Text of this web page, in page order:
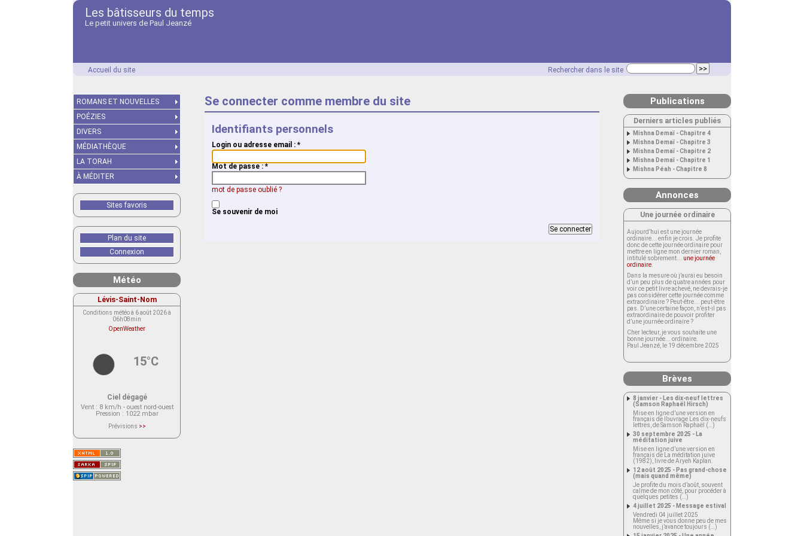
Les bâtisseurs du temps
Le petit univers de Paul Jeanzé
Rechercher dans le site
Accueil du site
Se connecter comme membre du site
Identifiants personnels
Login ou adresse email : *
Mot de passe :*
mot de passe oublié ?
Se souvenir de moi
ROMANS ET NOUVELLES
POÉZIES
DIVERS
MÉDIATHÈQUE
LA TORAH
À MÉDITER
Sites favoris
Plan du site
Connexion
Météo
Lévis-Saint-Nom
Conditions météo à 6 août 2026 à
06h08min
OpenWeather
15°C
Ciel dégagé
Vent: 8 km/h - ouest nord-ouest
Pression : 1022 mbar
Prévisions >>
actuellement aucune prévision
Saint-Nom.
Veuillez consulter le message du
service ci-dessous.
(401 - Invalid API key. Please see
https://openweathermap.org/faq#error401
Publications
Derniers articles publiés
Mishna Demaï - Chapitre 4
Mishna Demaï - Chapitre 3
Mishna Demaï - Chapitre 2
Mishna Demaï - Chapitre 1
Mishna Péah - Chapitre 8
Annonces
Une journée ordinaire
Aujourd’hui est une journée
ordinaire... enfin je crois. Je profite
donc de cette journée ordinaire pour
mettre en ligne mon dernier roman,
intitulé sobrement... une journée
ordinaire
Dans la mesure où j’aurai eu besoin
d’un peu plus de quatre années pour
voir ce petit livre achevé, ne devrais-je
pas considérer cette journée comme
extraordinaire ? Peut-être... peut-être
pas. D’une certaine façon, n’est-il pas
extraordinaire de pouvoir profiter
d’une journée ordinaire ?
Cher lecteur, je vous souhaite une
bonne journée... ordinaire.
Paul Jeanzé, le 19 décembre 2025
Brèves
8 janvier - Les dix-neuf lettres
(Samson Raphaël Hirsch)
Mise en ligne d’une version en
français de l’ouvrage Les dix-neufs
lettres, de Samson Raphaël (…)
30 septembre 2025 - La
méditation juive
Mise en ligne d’une version en
français de La méditation juive
(1982), livre de Aryeh Kaplan.
12 août 2025 - Pas grand-chose
(mais quand même)
Je profite du mois d’août, souvent
calme de mon côté, pour procéder à
quelques petites (…)
4 juillet 2025 - Message estival
Vendredi 04 juillet 2025
Même si je vous donne peu de mes
nouvelles, j’avance toujours (…)